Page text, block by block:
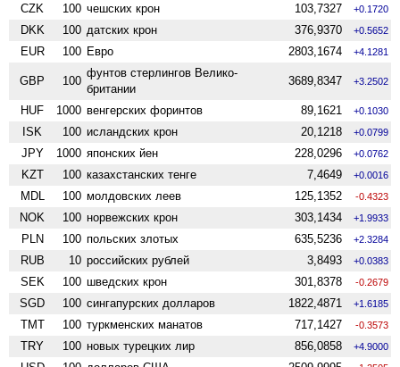
CZK 100 чешских крон 103,7327 +0.1720
DKK 100 датских крон 376,9370 +0.5652
EUR 100 Евро 2803,1674 +4.1281
GBP 100
фунтов стерлингов Велико­
британии
3689,8347 +3.2502
HUF 1000 венгерских форинтов 89,1621 +0.1030
ISK 100 исландских крон 20,1218 +0.0799
JPY 1000 японских йен 228,0296 +0.0762
KZT 100 казахстанских тенге 7,4649 +0.0016
MDL 100 молдовских леев 125,1352 -0.4323
NOK 100 норвежских крон 303,1434 +1.9933
PLN 100 польских злотых 635,5236 +2.3284
RUB 10 российских рублей 3,8493 +0.0383
SEK 100 шведских крон 301,8378 -0.2679
SGD 100 сингапурских долларов 1822,4871 +1.6185
TMT 100 туркменских манатов 717,1427 -0.3573
TRY 100 новых турецких лир 856,0858 +4.9000